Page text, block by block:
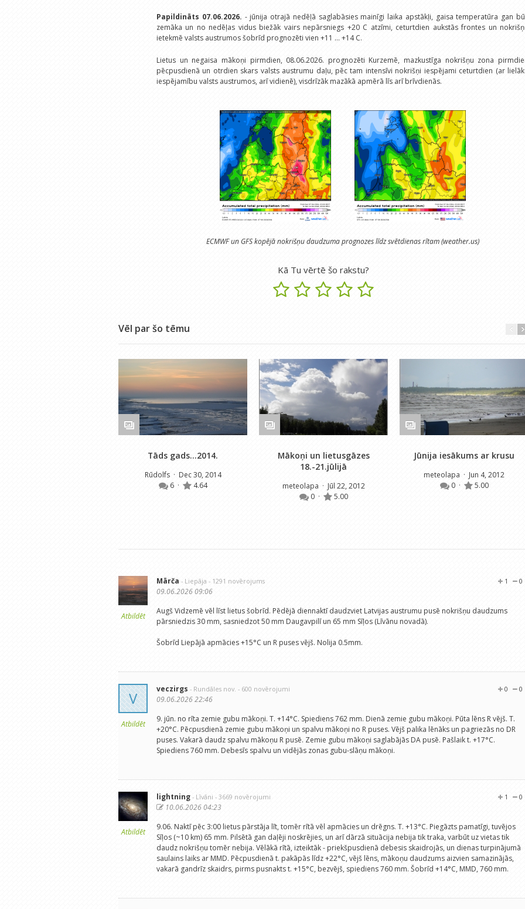
Papildināts 07.06.2026. - jūnija otrajā nedēļā saglabāsies mainīgi laika apstākļi, gaisa temperatūra gan
zemāka un no nedēļas vidus biežāk vairs nepārsniegs +20 C atzīmi, ceturtdien aukstās frontes un
ietekmē valsts austrumos šobrīd prognozēti vien +11 ... +14 C.
Lietus un negaisa mākoņi pirmdien, 08.06.2026. prognozēti Kurzemē, mazkustīga nokrišņu zona
pēcpusdienā un otrdien skars valsts austrumu daļu, pēc tam intensīvi nokrišņi iespējami ceturtdien (ar
iespējamību valsts austrumos, arī vidienē), visdrīzāk mazākā apmērā līs arī brīvdienās.
ECMWF un GFS kopējā nokrišņu daudzuma prognozes līdz svētdienas rītam (weather.us)
Kā Tu vērtē šo rakstu?
Vēl par šo tēmu
Tāds gads...2014.
Rūdolfs · Dec 30, 2014
6 · 4.64
Mākoņi un lietusgāzes
18.-21.jūlijā
meteolapa · Jūl 22, 2012
0 · 5.00
Jūnija iesākums ar krusu
meteolapa · Jun 4, 2012
0 · 5.00
Atbildēt
Mārča - Liepāja - 1291 novērojums 0
1
09.06.2026 09:06
Augš Vidzemē vēl līst lietus šobrīd. Pēdējā diennaktī daudzviet Latvijas austrumu pusē nokrišņu daudzums
pārsniedzis 30 mm, sasniedzot 50 mm Daugavpilī un 65 mm Sīļos (Līvānu novadā).
Šobrīd Liepājā apmācies +15°C un R puses vējš. Nolija 0.5mm.
V
Atbildēt
veczirgs - Rundāles nov. - 600 novērojumi 0
0
09.06.2026 22:46
9. jūn. no rīta zemie gubu mākoņi. T. +14°C. Spiediens 762 mm. Dienā zemie gubu mākoņi. Pūta lēns R vējš. T.
+20°C. Pēcpusdienā zemie gubu mākoņi un spalvu mākoņi no R puses. Vējš palika lēnāks un pagriezās no DR
puses. Vakarā daudz spalvu mākoņu R pusē. Zemie gubu mākoņi saglabājās DA pusē. Pašlaik t. +17°C.
Spiediens 760 mm. Debesīs spalvu un vidējās zonas gubu-slāņu mākoņi.
Atbildēt
lightning - Līvāni - 3669 novērojumi 0
1
10.06.2026 04:23
9.06. Naktī pēc 3:00 lietus pārstāja līt, tomēr rītā vēl apmācies un drēgns. T. +13°C. Piegāzts pamatīgi, tuvējos
Sīļos (~10 km) 65 mm. Pilsētā gan daļēji noskrējies, un arī dārzā situācija nebija tik traka, varbūt uz vietas tik
daudz nokrišņu tomēr nebija. Vēlākā rītā, izteiktāk - priekšpusdienā debesis skaidrojās, un dienas turpinājumā
saulains laiks ar MMD. Pēcpusdienā t. pakāpās līdz +22°C, vējš lēns, mākoņu daudzums aizvien samazinājās,
vakarā gandrīz skaidrs, pirms pusnakts t. +15°C, bezvējš, spiediens 760 mm. Šobrīd +14°C, MMD, 760 mm.